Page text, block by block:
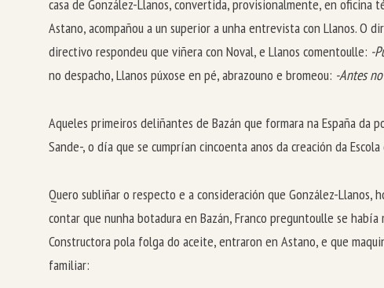
casa de González-Llanos, convertida, provisionalmente, en oficina
Astano, acompañou a un superior a unha entrevista con Llanos. O
directivo respondeu que viñera con Noval, e Llanos comentoulle: -
no despacho, Llanos púxose en pé, abrazouno e bromeou: -Antes
Aqueles primeiros deliñantes de Bazán que formara na España da
Sande-, o día que se cumprían cincoenta anos da creación da
Quero subliñar o respecto e a consideración que González-Llanos,
contar que nunha botadura en Bazán, Franco preguntoulle se
Constructora pola folga do aceite, entraron en Astano, e que
familiar: